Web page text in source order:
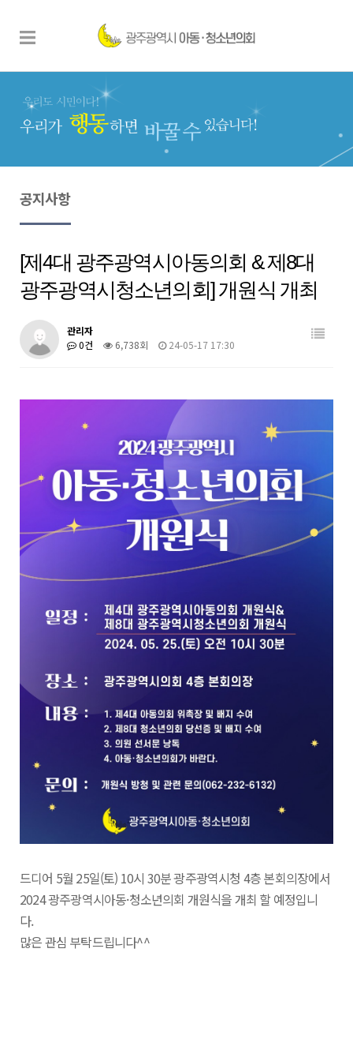
공지사항
[제4대 광주광역시아동의회 & 제8대
광주광역시청소년의회] 개원식 개최
관리자
0건
6,738회 24-05-17 17:30
드디어 5월 25일(토) 10시 30분 광주광역시청 4층 본회의장에서
2024 광주광역시아동·청소년의회 개원식을 개최 할 예정입니
다.
많은 관심 부탁드립니다^^